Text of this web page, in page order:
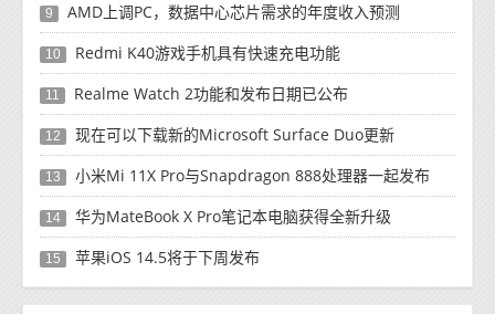
9 AMD上调PC，数据中心芯片需求的年度收入预测
10 Redmi K40游戏手机具有快速充电功能
11 Realme Watch 2功能和发布日期已公布
12 现在可以下载新的Microsoft Surface Duo更新
13 小米Mi 11X Pro与Snapdragon 888处理器一起发布
14 华为MateBook X Pro笔记本电脑获得全新升级
15 苹果iOS 14.5将于下周发布